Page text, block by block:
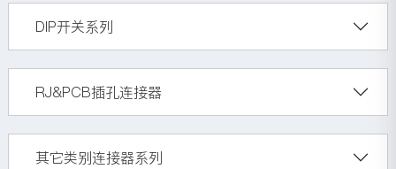
DIP开关系列
RJ&PCB插孔连接器
其它类别连接器系列